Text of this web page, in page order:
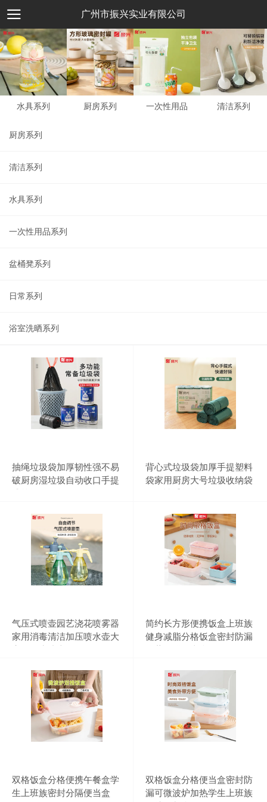
广州市振兴实业有限公司
水具系列 厨房系列 一次性用品 清洁系列
厨房系列
清洁系列
水具系列
一次性用品系列
盆桶凳系列
日常系列
浴室洗晒系列
抽绳垃圾袋加厚韧性强不易
破厨房湿垃圾自动收口手提
背心式垃圾袋加厚手提塑料
袋家用厨房大号垃圾收纳袋
气压式喷壶园艺浇花喷雾器
家用消毒清洁加压喷水壶大
简约长方形便携饭盒上班族
健身减脂分格饭盒密封防漏
双格饭盒分格便携午餐盒学
生上班族密封分隔便当盒
双格饭盒分格便当盒密封防
漏可微波炉加热学生上班族